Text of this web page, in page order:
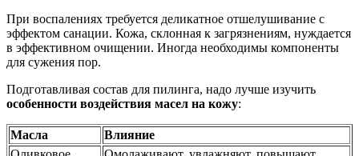
При воспалениях требуется деликатное отшелушивание с
эффектом санации. Кожа, склонная к загрязнениям, нуждается
в эффективном очищении. Иногда необходимы компоненты
для сужения пор.
Подготавливая состав для пилинга, надо лучше изучить
особенности воздействия масел на кожу:
Масла
Влияние